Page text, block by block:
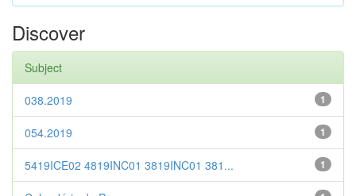
Discover
Subject
1
038.2019
1
054.2019
1
5419ICE02 4819INC01 3819INC01 381...